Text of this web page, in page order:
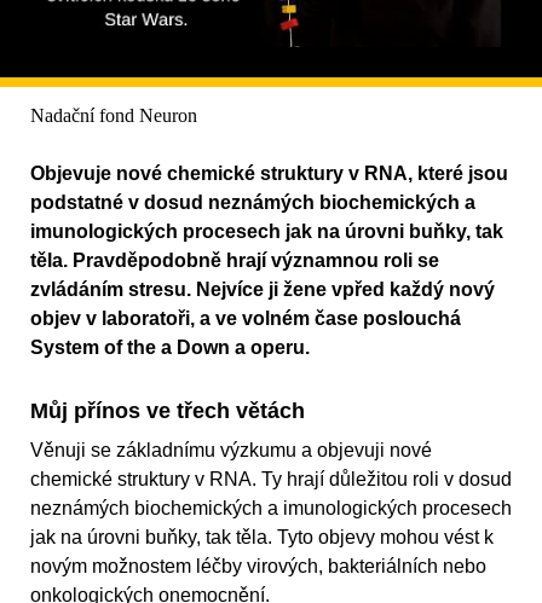
Nadační fond Neuron
Objevuje nové chemické struktury v RNA, které jsou
podstatné v dosud neznámých biochemických a
imunologických procesech jak na úrovni buňky, tak
těla. Pravděpodobně hrají významnou roli se
zvládáním stresu. Nejvíce ji žene vpřed každý nový
objev v laboratoři, a ve volném čase poslouchá
System of the a Down a operu.
Můj přínos ve třech větách
Věnuji se základnímu výzkumu a objevuji nové
chemické struktury v RNA. Ty hrají důležitou roli v dosud
neznámých biochemických a imunologických procesech
jak na úrovni buňky, tak těla. Tyto objevy mohou vést k
novým možnostem léčby virových, bakteriálních nebo
onkologických onemocnění.